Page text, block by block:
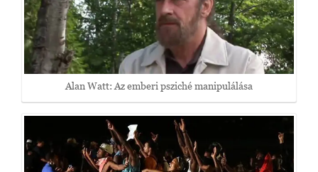
Alan Watt: Az emberi psziché manipulálása